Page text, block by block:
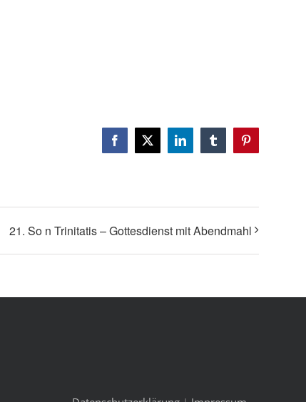
Facebook
X LinkedInTumblrPinterest
21. So n Trinitatis – Gottesdienst mit Abendmahl